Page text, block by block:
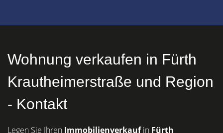
Wohnung verkaufen in Fürth
Krautheimerstraße und Region
- Kontakt
Legen Sie Ihren Immobilienverkaufin Fürth